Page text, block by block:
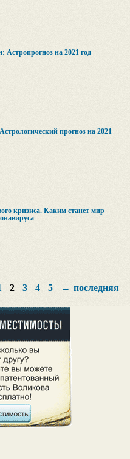
Астропрогноз на 2021 год
прогноз на 2021
кризиса. Каким станет мир
2 3 4 5 → последняя